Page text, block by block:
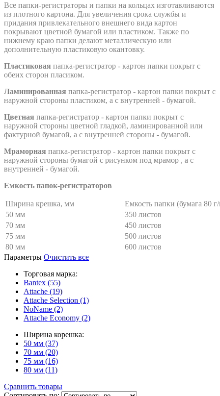
Все папки-регистраторы и папки на кольцах изготавливаются
из плотного картона. Для увеличения срока службы и
придания привлекательного внешнего вида картон
покрывают цветной бумагой или пластиком. Также по
нижнему краю папки делают металлическую или
дополнительную пластиковую окантовку.
Пластиковая папка-регистратор - картон папки покрыт с
обеих сторон пласиком.
Ламинированная папка-регистратор - картон папки покрыт с
наружной стороны пластиком, а с внутренней - бумагой.
Цветная папка-регистратор - картон папки покрыт с
наружной стороны цветной гладкой, ламинированной или
фактурной бумагой, а с внутренней стороны - бумагой.
Мраморная папка-регистратор - картон папки покрыт с
наружной стороны бумагой с рисунком под мрамор , а с
внутренней - бумагой.
Емкость папок-регистраторов
Ширина крешка, мм
Емкость папки (бумага 80
50 мм
350 листов
70 мм
450 листов
75 мм
500 листов
80 мм
600 листов
Параметры Очистить все
Торговая марка:
Bantex (55)
Attache (19)
Attache Selection (1)
NoName (2)
Attache Economy (2)
Ширина корешка:
50 мм (37)
70 мм (20)
75 мм (16)
80 мм (11)
Сравнить товары